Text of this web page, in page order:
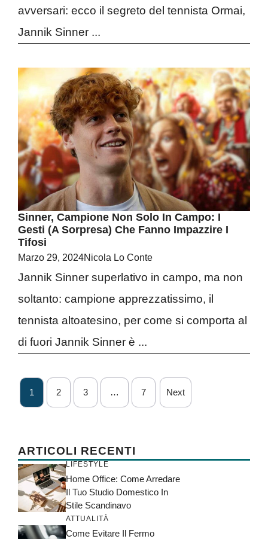
avversari: ecco il segreto del tennista Ormai,
Jannik Sinner ...
Sinner, Campione Non Solo In Campo: I
Gesti (a Sorpresa) Che Fanno Impazzire I
Tifosi
Marzo 29, 2024Nicola Lo Conte
Jannik Sinner superlativo in campo, ma non
soltanto: campione apprezzatissimo, il
tennista altoatesino, per come si comporta al
di fuori Jannik Sinner è ...
1 2 3 … 7 Next
ARTICOLI RECENTI
LIFESTYLE
Home Office: Come Arredare
Il Tuo Studio Domestico In
Stile Scandinavo
ATTUALITÀ
Come Evitare Il Fermo